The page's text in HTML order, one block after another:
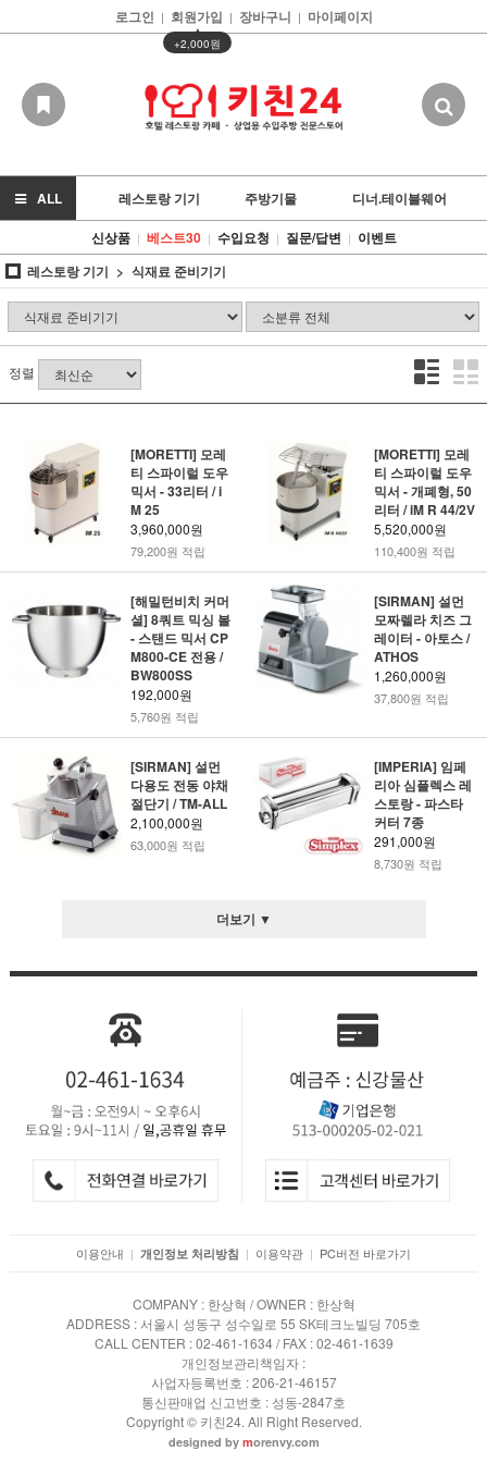
로그인 | 회원가입 |
▲
+2,000원
장바구니 | 마이페이지
ALL 레스토랑 기기 주방기물
디너.테이블웨어
신상품| 베스트30| 수입요청 | 질문/답변 | 이벤트
레스토랑 기기
식재료 준비기기
정렬
[MORETTI] 모레
티 스파이럴 도우
믹서 - 33리터 / i
M 25
3,960,000원
79,200원 적립
[MORETTI] 모레
티 스파이럴 도우
믹서 - 개폐형, 50
리터 / iM R 44/2V
5,520,000원
110,400원 적립
[해밀턴비치 커머
셜] 8쿼트 믹싱 볼
- 스탠드 믹서 CP
M800-CE 전용 /
BW800SS
192,000원
5,760원 적립
[SIRMAN] 설먼
모짜렐라 치즈 그
레이터 - 아토스 /
ATHOS
1,260,000원
37,800원 적립
[SIRMAN] 설먼
다용도 전동 야채
절단기 / TM-ALL
2,100,000원
63,000원 적립
[IMPERIA] 임페
리아 심플렉스 레
스토랑 - 파스타
커터 7종
291,000원
8,730원 적립
더보기 ▼
이용안내 | 개인정보 처리방침 | 이용약관 | PC버전 바로가기
COMPANY : 한상혁 / OWNER : 한상혁
ADDRESS : 서울시 성동구 성수일로 55 SK테크노빌딩 705호
CALL CENTER : 02-461-1634 / FAX : 02-461-1639
개인정보관리책임자 :
사업자등록번호 : 206-21-46157
통신판매업 신고번호 : 성동-2847호
Copyright © 키친24. All Right Reserved.
designed by morenvy.com